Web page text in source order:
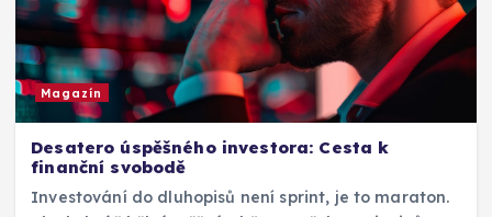
Magazín
Desatero úspěšného investora: Cesta k
finanční svobodě
Investování do dluhopisů není sprint, je to maraton.